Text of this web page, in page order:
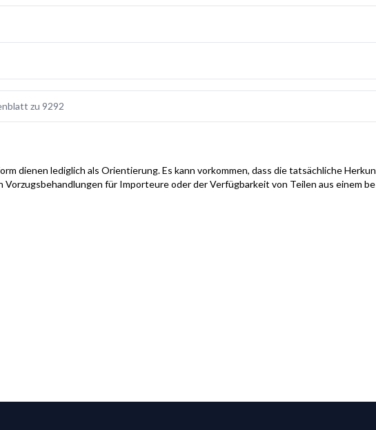
zu 9292
dienen lediglich als Orientierung. Es kann vorkommen, dass die tatsächliche
für Importeure oder der Verfügbarkeit von Teilen aus einem